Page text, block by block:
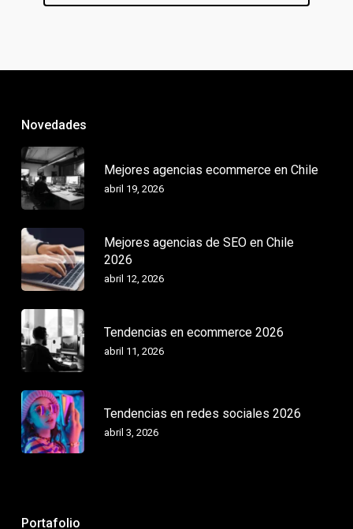
Novedades
Mejores agencias ecommerce en Chile
abril 19, 2026
Mejores agencias de SEO en Chile
2026
abril 12, 2026
Tendencias en ecommerce 2026
abril 11, 2026
Tendencias en redes sociales 2026
abril 3, 2026
Portafolio